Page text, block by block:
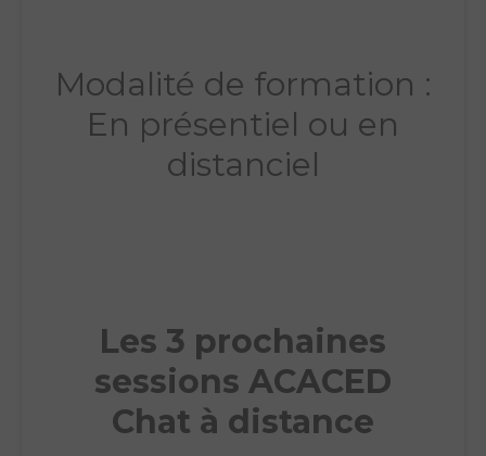
Modalité de formation :
En présentiel ou en
distanciel
Les 3 prochaines
sessions ACACED
Chat à distance